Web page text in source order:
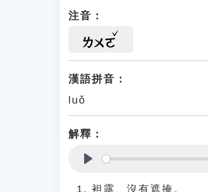
注音：
ㄌㄨㄛ
漢語拼音：
luǒ
解釋：
袒露、沒有遮掩。